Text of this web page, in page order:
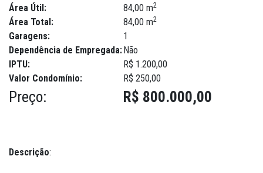
Área Útil:
Área Total:
Garagens:
Dependência de Empregada:
IPTU:
Valor Condomínio:
Preço:
84,00 m2
84,00 m2
1
Não
R$ 1.200,00
R$ 250,00
R$ 800.000,00
Descrição: